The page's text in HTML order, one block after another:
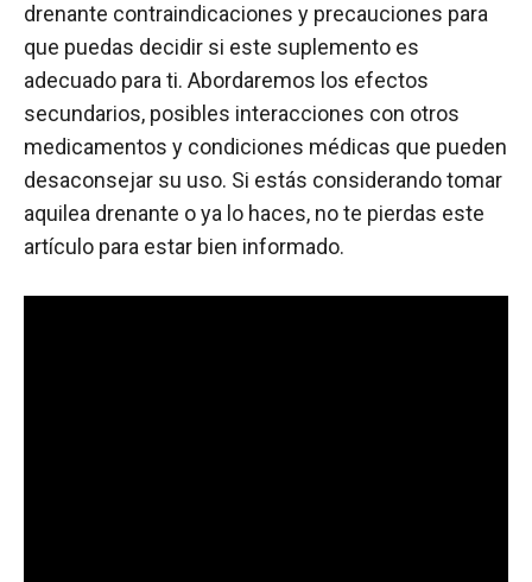
drenante contraindicaciones y precauciones para
que puedas decidir si este suplemento es
adecuado para ti. Abordaremos los efectos
secundarios, posibles interacciones con otros
medicamentos y condiciones médicas que pueden
desaconsejar su uso. Si estás considerando tomar
aquilea drenante o ya lo haces, no te pierdas este
artículo para estar bien informado.